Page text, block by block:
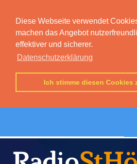
Diese Webseite verwendet
machen das Angebot
effektiver und sicherer.
Datenschutzerklärung
Ich stimme diesen Cookies